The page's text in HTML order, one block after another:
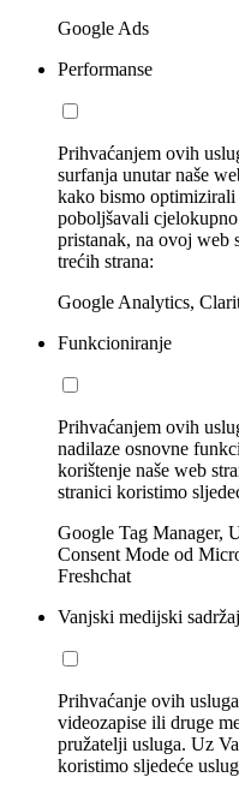
Google Ads
Performanse
Prihvaćanjem ovih
surfanja unutar naše
kako bismo
poboljšavali
pristanak, na ovoj web
trećih strana:
Google Analytics,
Funkcioniranje
Prihvaćanjem ovih
nadilaze osnovne
korištenje naše web
stranici koristimo
Google Tag Manager,
Consent Mode od
Freshchat
Vanjski medijski
Prihvaćanje ovih
videozapise ili druge
pružatelji usluga. Uz
koristimo sljedeće